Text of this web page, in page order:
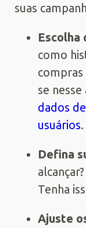
suas
Escolha
como
se
dados
usuários.
Defina
Tenha
Ajuste